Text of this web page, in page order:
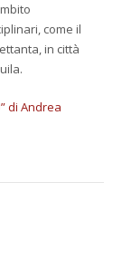
come il
in città
di Andrea